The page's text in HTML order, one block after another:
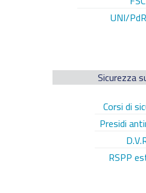
UNI/
Sicurezza
Corsi di
Presidi
RSPP